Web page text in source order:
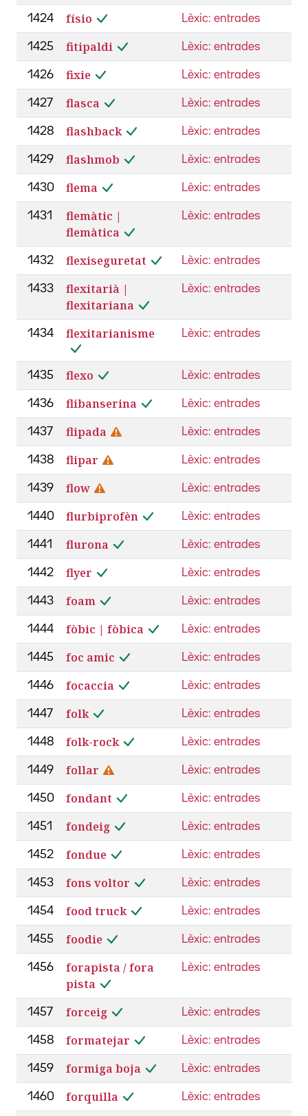
1424 físio Lèxic: entrades
1425 fitipaldi Lèxic: entrades
1426 fixie Lèxic: entrades
1427 flasca Lèxic: entrades
1428 flashback Lèxic: entrades
1429 flashmob Lèxic: entrades
1430 flema Lèxic: entrades
1431
flemàtic |
flemàtica
Lèxic: entrades
1432 flexiseguretat Lèxic: entrades
1433
flexitarià |
flexitariana
Lèxic: entrades
1434 flexitarianisme Lèxic: entrades
1435 flexo Lèxic: entrades
1436 flibanserina Lèxic: entrades
1437 flipada Lèxic: entrades
1438 flipar Lèxic: entrades
1439 flow Lèxic: entrades
1440 flurbiprofèn Lèxic: entrades
1441 flurona Lèxic: entrades
1442 flyer Lèxic: entrades
1443 foam Lèxic: entrades
1444 fòbic | fòbica Lèxic: entrades
1445 foc amic Lèxic: entrades
1446 focaccia Lèxic: entrades
1447 folk Lèxic: entrades
1448 folk-rock Lèxic: entrades
1449 follar Lèxic: entrades
1450 fondant Lèxic: entrades
1451 fondeig Lèxic: entrades
1452 fondue Lèxic: entrades
1453 fons voltor Lèxic: entrades
1454 food truck Lèxic: entrades
1455 foodie Lèxic: entrades
1456
forapista / fora
pista
Lèxic: entrades
1457 forceig Lèxic: entrades
1458 formatejar Lèxic: entrades
1459 formiga boja Lèxic: entrades
1460 forquilla Lèxic: entrades